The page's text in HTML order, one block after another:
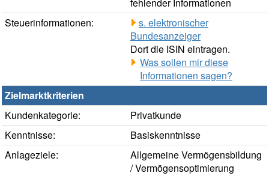
fehlender Informationen
Steuerinformationen:
s. elektronischer
Bundesanzeiger
Dort die ISIN eintragen.
Was sollen mir diese
Informationen sagen?
Zielmarktkriterien
Kundenkategorie:
Privatkunde
Kenntnisse:
Basiskenntnisse
Anlageziele:
Allgemeine Vermögensbildung
/ Vermögensoptimierung